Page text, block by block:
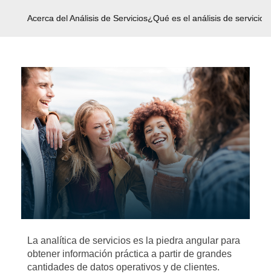
Acerca del Análisis de Servicios¿Qué es el análisis de
La analítica de servicios es la piedra angular para
obtener información práctica a partir de grandes
cantidades de datos operativos y de clientes.